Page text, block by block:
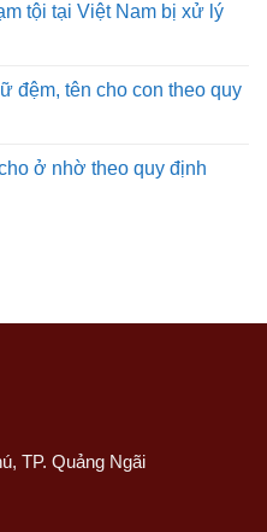
tội tại Việt Nam bị xử lý
đệm, tên cho con theo quy
ở nhờ theo quy định
TP. Quảng Ngãi